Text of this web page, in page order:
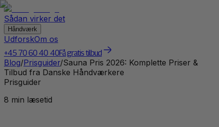
Sådan virker det
Håndværk
UdforskOm os
+45 70 60 40 40Få gratis tilbud
Blog/Prisguider/Sauna Pris 2026: Komplette Priser &
Tilbud fra Danske Håndværkere
Prisguider
8 min læsetid